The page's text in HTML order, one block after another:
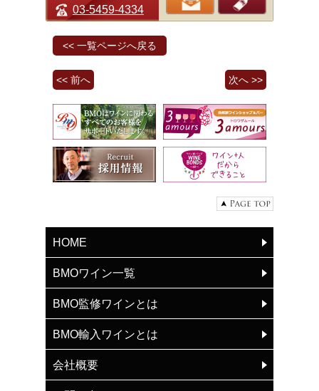
03-5459-4334
<< 一覧ページへ戻る
<< 前へ 次へ >>
HOME
BMOワイン一覧
BMO監修ワインとは
BMO輸入ワインとは
会社概要